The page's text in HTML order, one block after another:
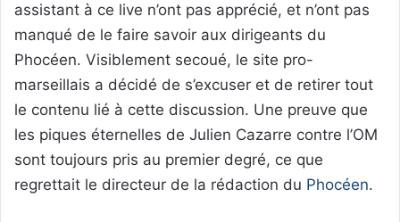
assistant à ce live n’ont pas apprécié, et n’ont pas
manqué de le faire savoir aux dirigeants du
Phocéen. Visiblement secoué, le site pro-
marseillais a décidé de s’excuser et de retirer tout
le contenu lié à cette discussion. Une preuve que
les piques éternelles de Julien Cazarre contre l’OM
sont toujours pris au premier degré, ce que
regrettait le directeur de la rédaction du Phocéen.